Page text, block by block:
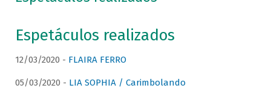
Espetáculos realizados
12/03/2020 - FLAIRA FERRO
05/03/2020 - LIA SOPHIA / Carimbolando